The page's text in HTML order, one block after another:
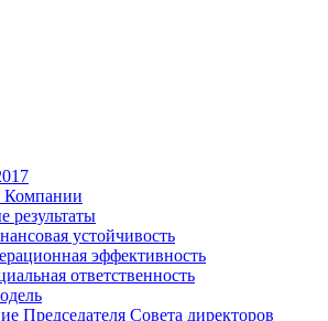
результаты
устойчивость
эффективность
ответственность
Председателя Совета директоров